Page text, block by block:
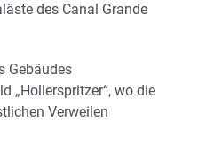
des Canal Grande
Gebäudes
„Hollerspritzer“, wo die
Verweilen